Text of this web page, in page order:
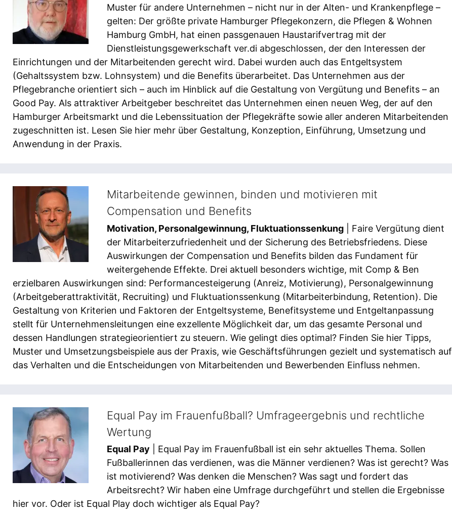
Muster für andere Unternehmen – nicht nur in der Alten- und Krankenpflege –
gelten: Der größte private Hamburger Pflegekonzern, die Pflegen & Wohnen
Hamburg GmbH, hat einen passgenauen Haustarifvertrag mit der
Dienstleistungsgewerkschaft ver.di abgeschlossen, der den Interessen der
Einrichtungen und der Mitarbeitenden gerecht wird. Dabei wurden auch das Entgeltsystem
(Gehaltssystem bzw. Lohnsystem) und die Benefits überarbeitet. Das Unternehmen aus der
Pflegebranche orientiert sich – auch im Hinblick auf die Gestaltung von Vergütung und Benefits – an
Good Pay. Als attraktiver Arbeitgeber beschreitet das Unternehmen einen neuen Weg, der auf den
Hamburger Arbeitsmarkt und die Lebenssituation der Pflegekräfte sowie aller anderen Mitarbeitenden
zugeschnitten ist. Lesen Sie hier mehr über Gestaltung, Konzeption, Einführung, Umsetzung und
Anwendung in der Praxis.
Mitarbeitende gewinnen, binden und motivieren mit
Compensation und Benefits
Motivation, Personalgewinnung, Fluktuationssenkung | Faire Vergütung dient
der Mitarbeiterzufriedenheit und der Sicherung des Betriebsfriedens. Diese
Auswirkungen der Compensation und Benefits bilden das Fundament für
weitergehende Effekte. Drei aktuell besonders wichtige, mit Comp & Ben
erzielbaren Auswirkungen sind: Performancesteigerung (Anreiz, Motivierung), Personalgewinnung
(Arbeitgeberattraktivität, Recruiting) und Fluktuationssenkung (Mitarbeiterbindung, Retention). Die
Gestaltung von Kriterien und Faktoren der Entgeltsysteme, Benefitsysteme und Entgeltanpassung
stellt für Unternehmensleitungen eine exzellente Möglichkeit dar, um das gesamte Personal und
dessen Handlungen strategieorientiert zu steuern. Wie gelingt dies optimal? Finden Sie hier Tipps,
Muster und Umsetzungsbeispiele aus der Praxis, wie Geschäftsführungen gezielt und systematisch auf
das Verhalten und die Entscheidungen von Mitarbeitenden und Bewerbenden Einfluss nehmen.
Equal Pay im Frauenfußball? Umfrageergebnis und rechtliche
Wertung
Equal Pay | Equal Pay im Frauenfußball ist ein sehr aktuelles Thema. Sollen
Fußballerinnen das verdienen, was die Männer verdienen? Was ist gerecht? Was
ist motivierend? Was denken die Menschen? Was sagt und fordert das
Arbeitsrecht? Wir haben eine Umfrage durchgeführt und stellen die Ergebnisse
hier vor. Oder ist Equal Play doch wichtiger als Equal Pay?